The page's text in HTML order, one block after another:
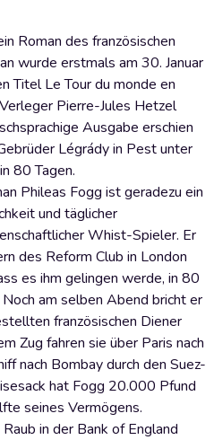
Roman des französischen
wurde erstmals am 30. Januar
Titel Le Tour du monde en
Pierre-Jules Hetzel
Ausgabe erschien
Légrády in Pest unter
80 Tagen.
Phileas Fogg ist geradezu ein
und täglicher
Whist-Spieler. Er
des Reform Club in London
es ihm gelingen werde, in 80
am selben Abend bricht er
französischen Diener
Zug fahren sie über Paris nach
nach Bombay durch den Suez-
hat Fogg 20.000 Pfund
seines Vermögens.
in der Bank of England